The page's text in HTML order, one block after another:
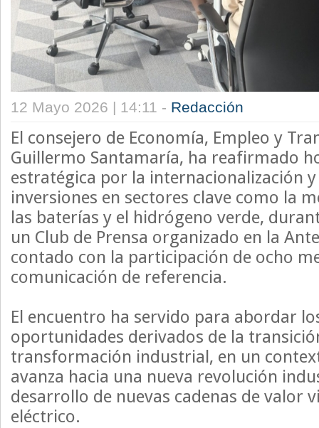
12 Mayo 2026 | 14:11 - Redacción
El consejero de Economía, Empleo y
Guillermo Santamaría, ha reafirmado
estratégica por la internacionalización
inversiones en sectores clave como la
las baterías y el hidrógeno verde,
un Club de Prensa organizado en la
contado con la participación de ocho
comunicación de referencia.
El encuentro ha servido para abordar
oportunidades derivados de la
transformación industrial, en un
avanza hacia una nueva revolución
desarrollo de nuevas cadenas de valor
eléctrico.